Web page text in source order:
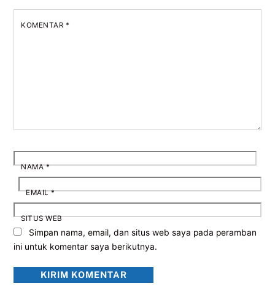
KOMENTAR *
NAMA*
EMAIL*
SITUS WEB
Simpan nama, email, dan situs web saya pada peramban
ini untuk komentar saya berikutnya.